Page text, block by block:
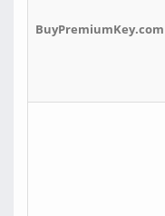
BuyPremiumKey.com